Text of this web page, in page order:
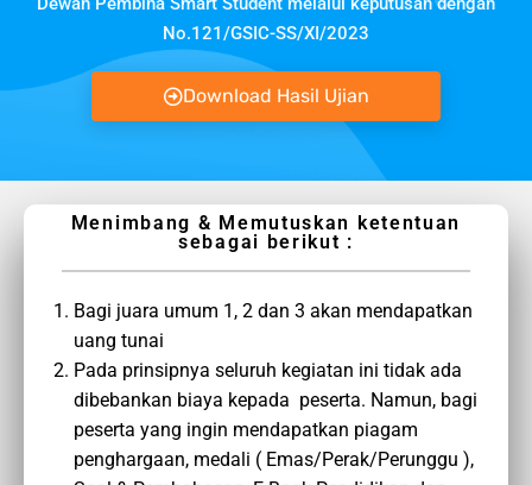
No.121/GSIC-SS/XI/2023
Download Hasil Ujian
Menimbang & Memutuskan ketentuan
sebagai berikut :
Bagi juara umum 1, 2 dan 3 akan mendapatkan
uang tunai
Pada prinsipnya seluruh kegiatan ini tidak ada
dibebankan biaya kepada peserta. Namun, bagi
peserta yang ingin mendapatkan piagam
penghargaan, medali ( Emas/Perak/Perunggu ),